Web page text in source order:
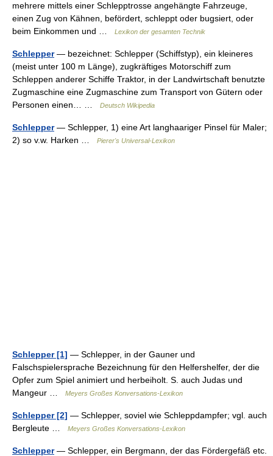
mehrere mittels einer Schlepptrosse angehängte Fahrzeuge,
einen Zug von Kähnen, befördert, schleppt oder bugsiert, oder
beim Einkommen und …
Lexikon der gesamten Technik
Schlepper— bezeichnet: Schlepper (Schiffstyp), ein kleineres
(meist unter 100 m Länge), zugkräftiges Motorschiff zum
Schleppen anderer Schiffe Traktor, in der Landwirtschaft benutzte
Zugmaschine eine Zugmaschine zum Transport von Gütern oder
Personen einen… …
Deutsch Wikipedia
Schlepper— Schlepper, 1) eine Art langhaariger Pinsel für Maler;
2) so v.w. Harken …
Pierer's Universal-Lexikon
Schlepper [1] — Schlepper, in der Gauner und
Falschspielersprache Bezeichnung für den Helfershelfer, der die
Opfer zum Spiel animiert und herbeiholt. S. auch Judas und
Mangeur …
Meyers Großes Konversations-Lexikon
Schlepper [2] — Schlepper, soviel wie Schleppdampfer; vgl. auch
Bergleute …
Meyers Großes Konversations-Lexikon
Schlepper— Schlepper, ein Bergmann, der das Fördergefäß etc.